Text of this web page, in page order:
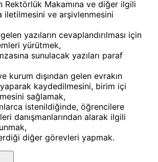
Rektörlük Makamına ve diğer ilgili
iletilmesini ve arşivlenmesini
yazıların cevaplandırılması için
yürütmek,
sunulacak yazıları paraf
kurum dışından gelen evrakın
kaydedilmesini, birim içi
sağlamak,
istenildiğinde, öğrencilere
danışmanlarından alarak ilgili
diğer görevleri yapmak.